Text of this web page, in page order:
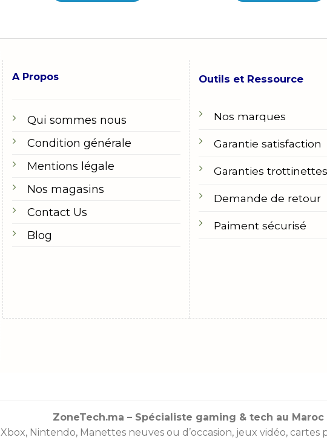
A Propos
Qui sommes nous
Condition générale
Mentions légale
Nos magasins
Contact Us
Blog
Outils et Ressource
Nos marques
Garantie satisfaction
Garanties
Demande de retour
Paiment sécurisé
ZoneTech.ma – Spécialiste gaming & tech au Maroc
Xbox, Nintendo, Manettesneuves ou d’occasion, jeux vidéo,cartes